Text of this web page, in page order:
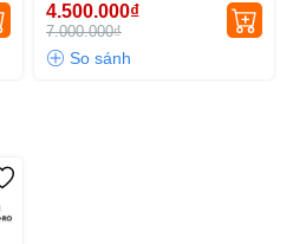
4.500.000₫
7.000.000₫